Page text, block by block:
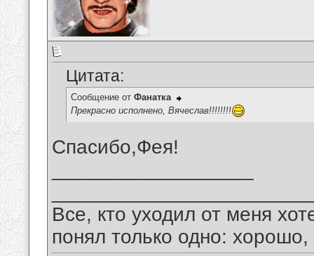
Цитата:
Сообщение от Фанатка
Прекрасно исполнено, Вячеслав!!!!!!!!
Спасибо,Фея!
Все, кто уходил от меня
понял только одно: